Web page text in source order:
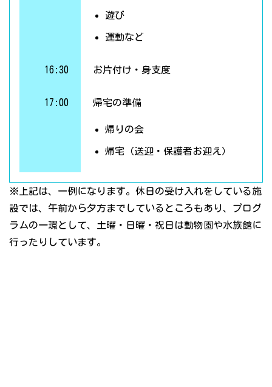
遊び
運動など
16:30 お片付け・身支度
17:00 帰宅の準備
帰りの会
帰宅（送迎・保護者お迎え）
※上記は、一例になります。休日の受け入れをしている施
設では、午前から夕方までしているところもあり、プログ
ラムの一環として、土曜・日曜・祝日は動物園や水族館に
行ったりしています。